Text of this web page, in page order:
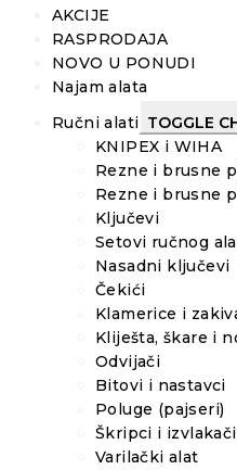
AKCIJE
RASPRODAJA
NOVO U PONUDI
Najam alata
Ručni alati TOGGLE
KNIPEX i WIHA
Rezne i brusne
Rezne i brusne
Ključevi
Setovi ručnog
Nasadni ključevi
Čekići
Klamerice i
Kliješta, škare i
Odvijači
Bitovi i nastavci
Poluge (pajseri)
Škripci i izvlakači
Varilački alat